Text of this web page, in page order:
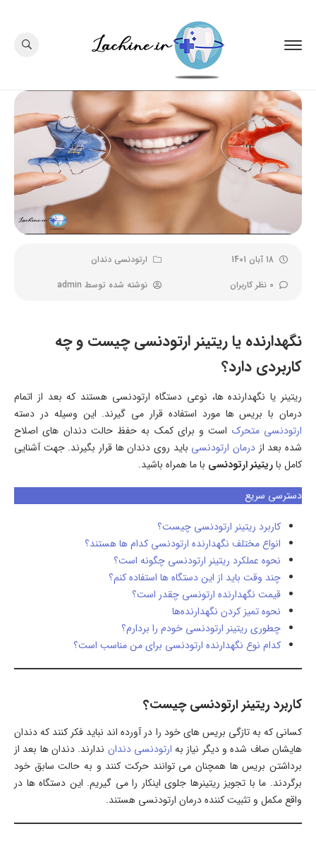
18 آبان 1401
ارتودنسی دندان
0 نظر کاربران
نوشته شده توسط admin
نگهدارنده یا ریتینر ارتودنسی چیست و چه
کاربردی دارد؟
ریتینر یا نگهدارنده ها، نوعی دستگاه ارتودنسی هستند که بعد از اتمام
درمان با بریس ها مورد استفاده قرار می گیرند. این وسیله در دسته
ارتودنسی متحرک است و برای کمک به حفظ حالت دندان های اصلاح
شده بعد از درمان ارتودنسی باید روی دندان ها قرار بگیرند. جهت آشنایی
کامل باریتینر ارتودنسی با ما همراه باشید.
دسترسی سریع
کاربرد ریتینر ارتودنسی چیست؟
انواع مختلف نگهدارنده ارتودنسی کدام ها هستند؟
نحوه عملکرد ریتینر ارتودنسی چگونه است؟
چند وقت باید از این دستگاه ها استفاده کنم؟
قیمت نگهدارنده ارتونسی چقدر است؟
نحوه تمیز کردن نگهدارنده‌ها
چطوری ریتینر ارتودنسی خودم را بردارم؟
کدام نوع نگهدارنده ارتودنسی برای من مناسب است؟
کاربرد ریتینر ارتودنسی چیست؟
کسانی که به تازگی بریس های خود را در آورده اند نباید فکر کنند که دندان
هایشان صاف شده و دیگر نیاز به ارتودنسی دندان ندارند. دندان ها بعد از
برداشتن بریس ها همچنان می توانند حرکت کنند و به حالت سابق خود
برگردند. ما با تجویز ریتینرها جلوی اینکار را می گیریم. این دستگاه ها در
واقع مکمل و تثبیت کننده درمان ارتودنسی هستند.